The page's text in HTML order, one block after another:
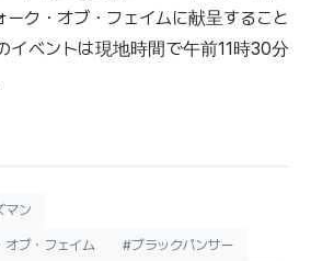
ク・オブ・フェイムに献呈すること
イベントは現地時間で午前11時30分
マン
オブ・フェイム #ブラックパンサー